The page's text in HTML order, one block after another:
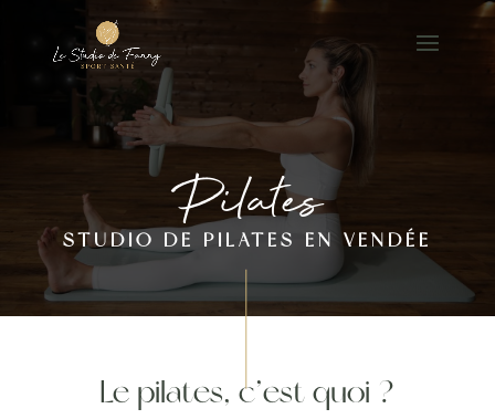
Pilates
STUDIO DE PILATES EN VENDÉE
Le pilates, c’est quoi ?